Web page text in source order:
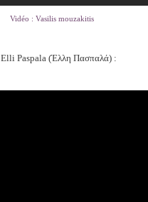
Vidéo : Vasilis mouzakitis
Elli Paspala (Έλλη Πασπαλά) :